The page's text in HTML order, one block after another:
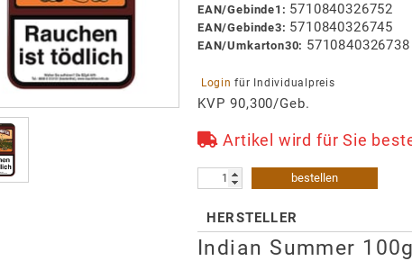
EAN/Gebinde1 : 5710840326752
EAN/Gebinde3: 5710840326745
EAN/Umkarton30: 5710840326738
Login für Individualpreis
KVP 90,300/Geb.
Artikel wird für Sie
bestellen
HERSTELLER
Indian Summer